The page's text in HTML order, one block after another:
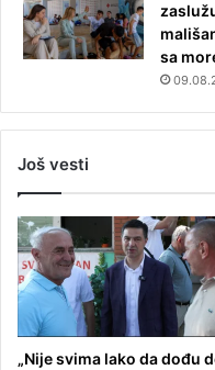
sa
Još vesti
„Nije svima lako da dođu